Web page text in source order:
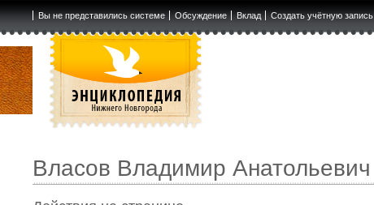
Вы не представились системе Обсуждение Вклад Создать учётную запись
Власов Владимир Анатольевич